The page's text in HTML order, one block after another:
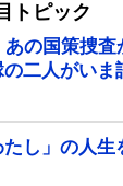
トピック
の国策捜査
二人がいま
し」の人生